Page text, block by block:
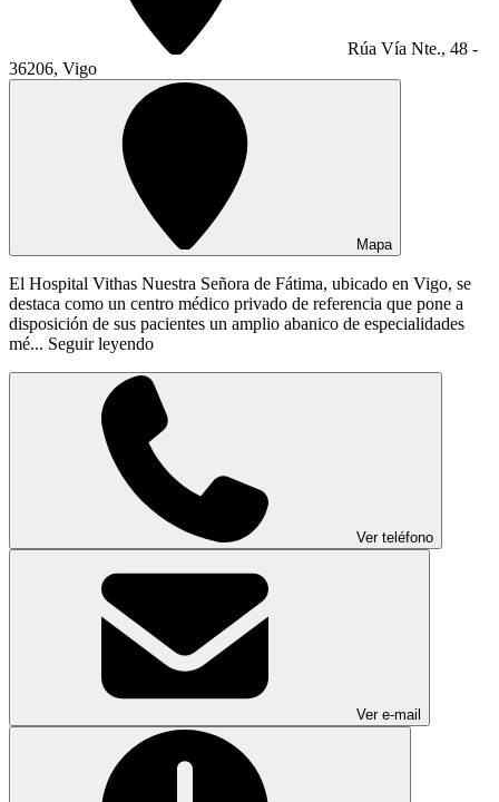
Rúa Vía Nte., 48 -
36206, Vigo
Mapa
El Hospital Vithas Nuestra Señora de Fátima, ubicado en Vigo, se
destaca como un centro médico privado de referencia que pone a
disposición de sus pacientes un amplio abanico de especialidades
mé... Seguir leyendo
Ver teléfono
Ver e-mail